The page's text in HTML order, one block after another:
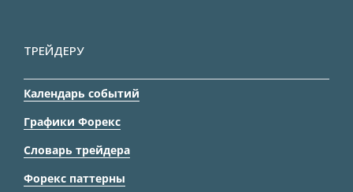
ТРЕЙДЕРУ
Календарь событий
Графики Форекс
Словарь трейдера
Форекс паттерны